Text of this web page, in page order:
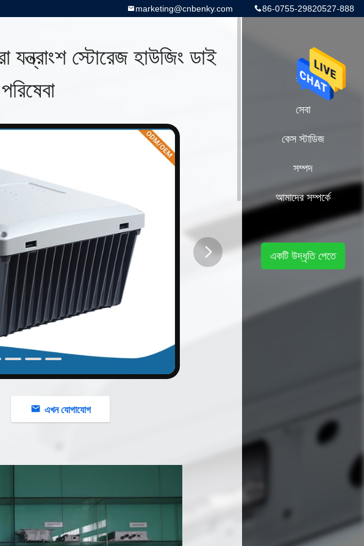
86-0755-29820527-888
marketing@cnbenky.com
স্টোরেজ হাউজিং ডাই
এখন যোগাযোগ
বাড়ি
সেবা
কেস স্টাডিজ
সম্পদ
আমাদের সম্পর্কে
একটি উদ্ধৃতি পেতে